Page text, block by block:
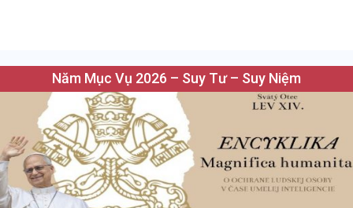
Năm Mục Vụ 2026 – Suy Tư – Suy Niệm